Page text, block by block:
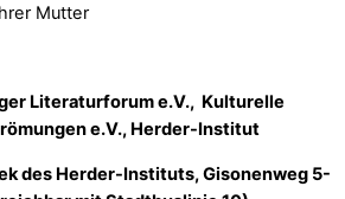
Mutter
Literaturforum e.V., Kulturelle
e.V., Herder-Institut
des Herder-Instituts, Gisonenweg 5-